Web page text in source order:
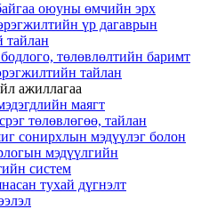
оюуны өмчийн эрх
үр дагаврын
тайлан
төлөвлөлтийн баримт
тайлан
ажиллагаа
маягт
төлөвлөгөө, тайлан
сонирхлын мэдүүлэг болон
мэдүүлгийн
систем
тухай дүгнэлт